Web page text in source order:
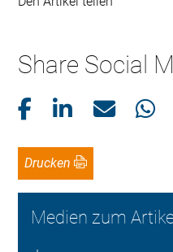
Share Social
Drucken
Medien zum